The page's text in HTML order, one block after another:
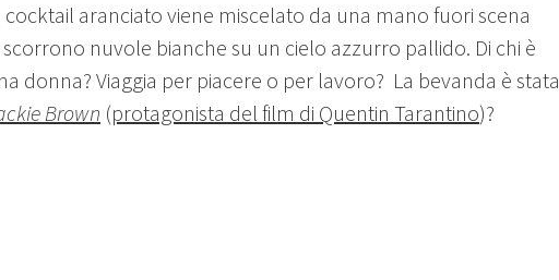
cocktail aranciato viene miscelato da una mano fuori scena
nuvole bianche su un cielo azzurro pallido. Di chi è
donna? Viaggia per piacere o per lavoro? La bevanda è stata
Brown (protagonista del film di Quentin Tarantino)?